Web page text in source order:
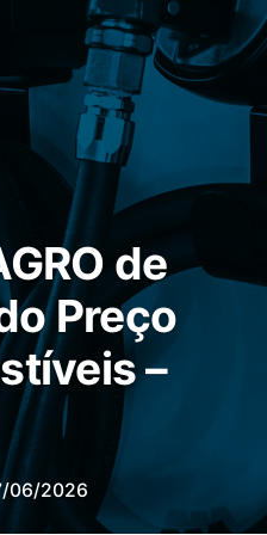
de
Preço
–
06/2026